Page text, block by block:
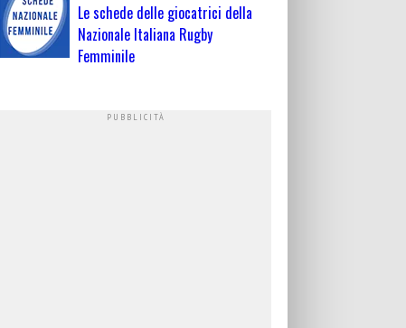
Le schede delle giocatrici della
Nazionale Italiana Rugby
Femminile